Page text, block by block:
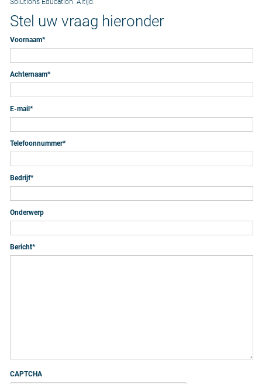
Stel uw vraag hieronder
Voornaam*
Achternaam*
E-mail *
Telefoonnummer*
Bedrijf*
Onderwerp
Bericht*
CAPTCHA